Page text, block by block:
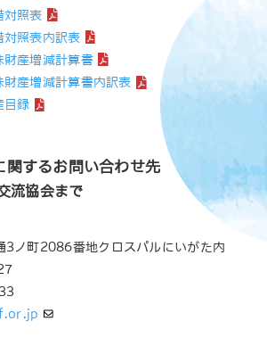
照表
照表内訳表
産増減計算書
産増減計算書内訳表
録
関するお問い合わせ先
流協会まで
ノ町2086番地クロスパルにいがた内